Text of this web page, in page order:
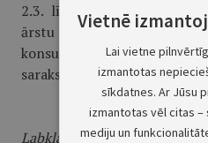
2.3. līdz 2000. gada 1.
ārstu asociācijām
konsultantu loku
sarakstu iesniegt
Labklājības ministrijas
Vietnē
Lai vietne
izmantotas
sīkdatnes. Ar Jūsu
izmantotas vēl citas
mediju un